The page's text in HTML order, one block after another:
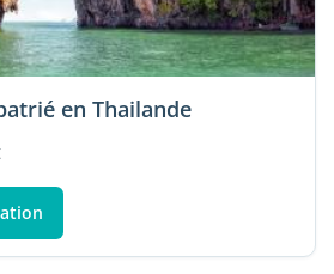
en Thailande